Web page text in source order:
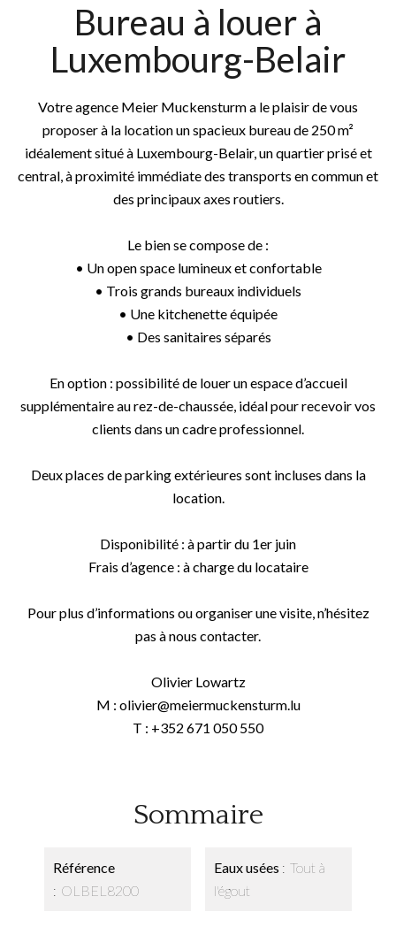
Bureau à louer à
Luxembourg-Belair
Votre agence Meier Muckensturm a le plaisir de vous
proposer à la location un spacieux bureau de 250 m²
idéalement situé à Luxembourg-Belair, un quartier prisé et
central, à proximité immédiate des transports en commun et
des principaux axes routiers.
Le bien se compose de :
• Un open space lumineux et confortable
• Trois grands bureaux individuels
• Une kitchenette équipée
• Des sanitaires séparés
En option : possibilité de louer un espace d’accueil
supplémentaire au rez-de-chaussée, idéal pour recevoir vos
clients dans un cadre professionnel.
Deux places de parking extérieures sont incluses dans la
location.
Disponibilité : à partir du 1er juin
Frais d’agence : à charge du locataire
Pour plus d’informations ou organiser une visite, n’hésitez
pas à nous contacter.
Olivier Lowartz
M : olivier@meiermuckensturm.lu
T : +352 671 050 550
Sommaire
Référence
OLBEL8200
Eaux usées
Tout à
l'égout